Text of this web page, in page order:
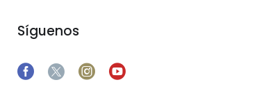
Síguenos